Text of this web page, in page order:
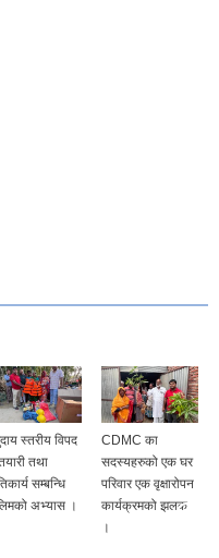
स्तरीय विपद
तथा
सम्बन्धि
अभ्यास ।
CDMC का
सदस्यहरुको एक घर
परिवार एक वृक्षारोपन
कार्यक्रमको झलक
।